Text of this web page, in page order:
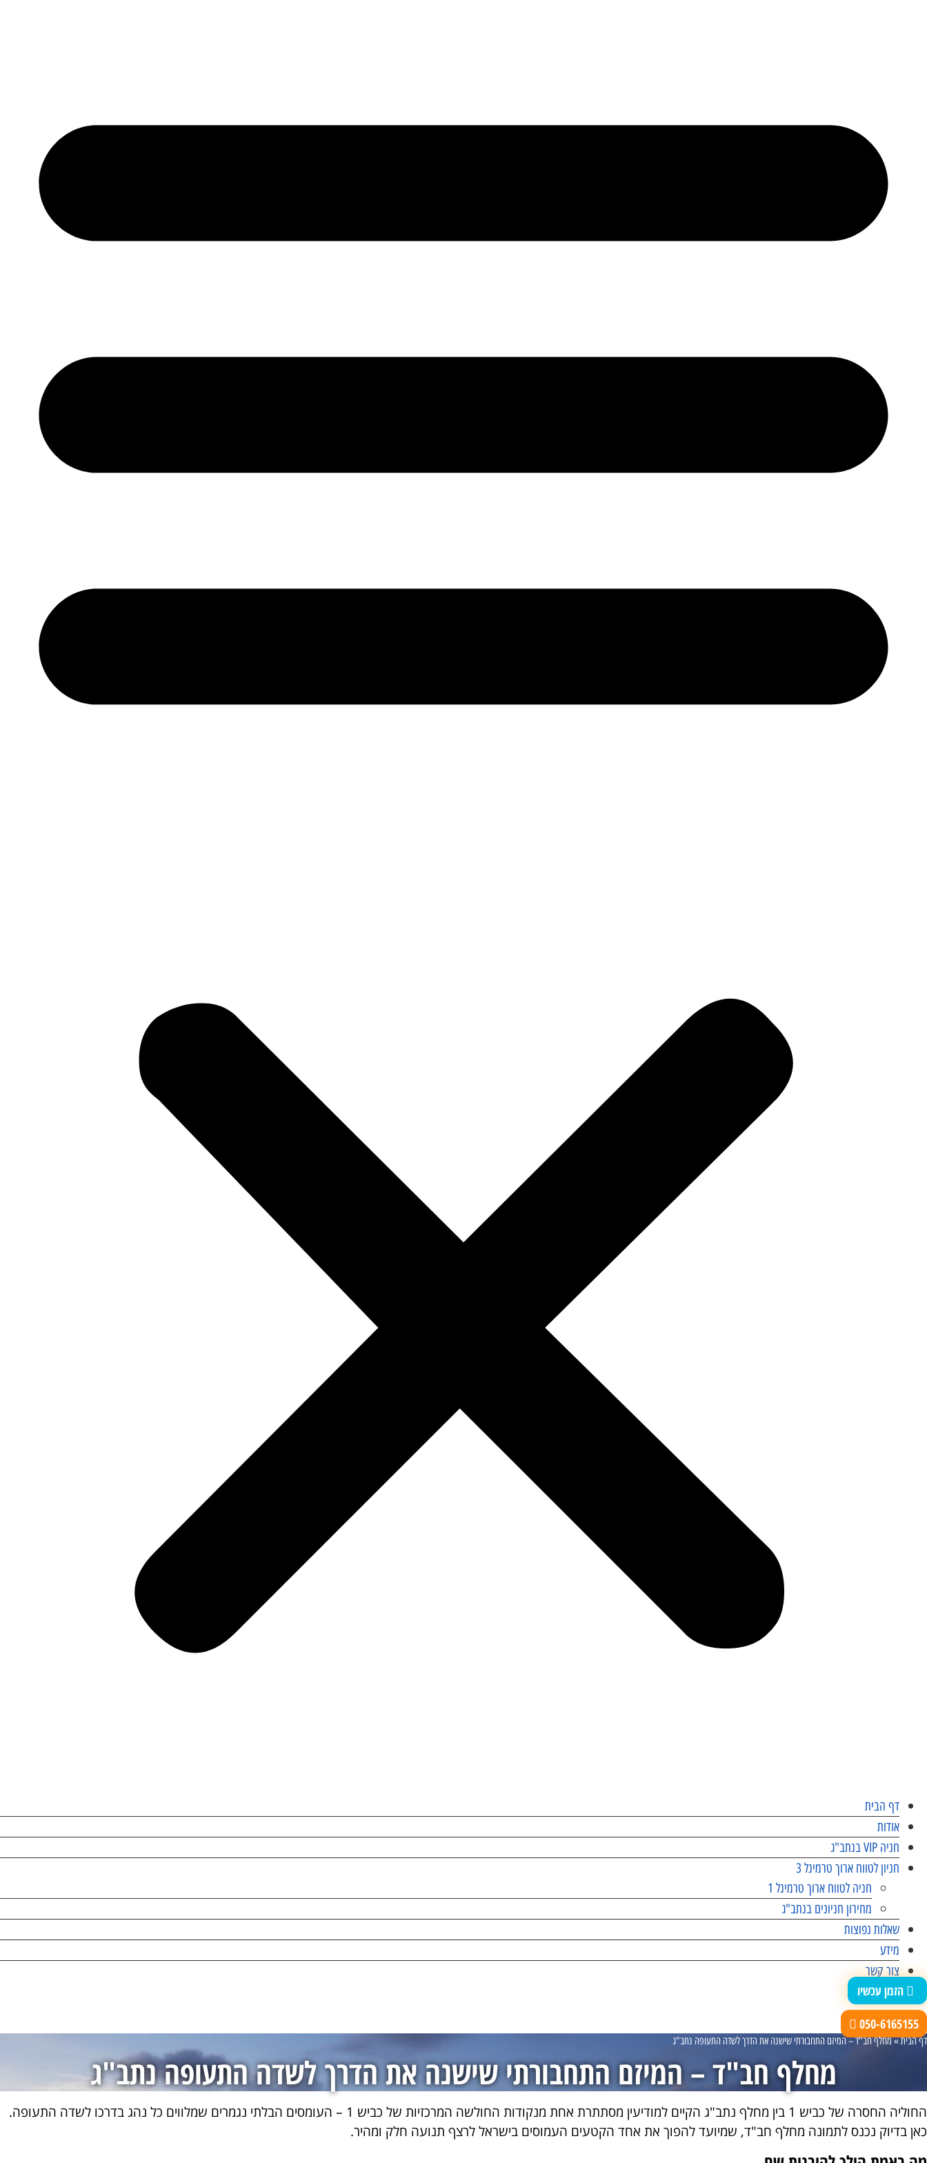
דף הבית
אודות
חניה VIP בנתב"ג
חניון לטווח ארוך טרמינל 3
חניה לטווח ארוך טרמינל 1
מחירון חניונים בנתב"ג
שאלות נפוצות
מידע
צור קשר
הזמן עכשיו
050-6165155
דף הבית»מחלף חב"ד – המיזם התחבורתי שישנה את הדרך לשדה התעופה נתב"ג
מחלף חב"ד – המיזם התחבורתי שישנה את הדרך לשדה התעופה נתב"ג
החוליה החסרה של כביש 1 בין מחלף נתב"ג הקיים למודיעין מסתתרת אחת מנקודות החולשה המרכזיות של כביש 1 – העומסים הבלתי נגמרים שמלווים כל נהג בדרכו לשדה התעופה.
כאן בדיוק נכנס לתמונה מחלף חב"ד, שמיועד להפוך את אחד הקטעים העמוסים בישראל לרצף תנועה חלק ומהיר.